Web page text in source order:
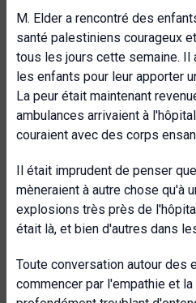
M. Elder a rencontré des
santé palestiniens courageux
tous les jours cette semaine. Il
les enfants pour leur apporter
La peur était maintenant
ambulances arrivaient à
couraient avec des corps
Il était imprudent de penser
mèneraient à autre chose qu'à
explosions très près de
était là, et bien d'autres dans
Toute conversation autour des
commencer par l'empathie et